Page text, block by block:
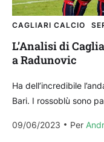
CAGLIARI CALCIO
L’Analisi di
a Radunovic
Ha dell’incredibile
Bari. I rossoblù sono
09/06/2023
Per